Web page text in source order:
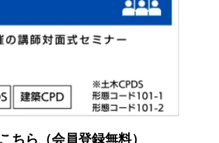
ちら（会員登録無料）